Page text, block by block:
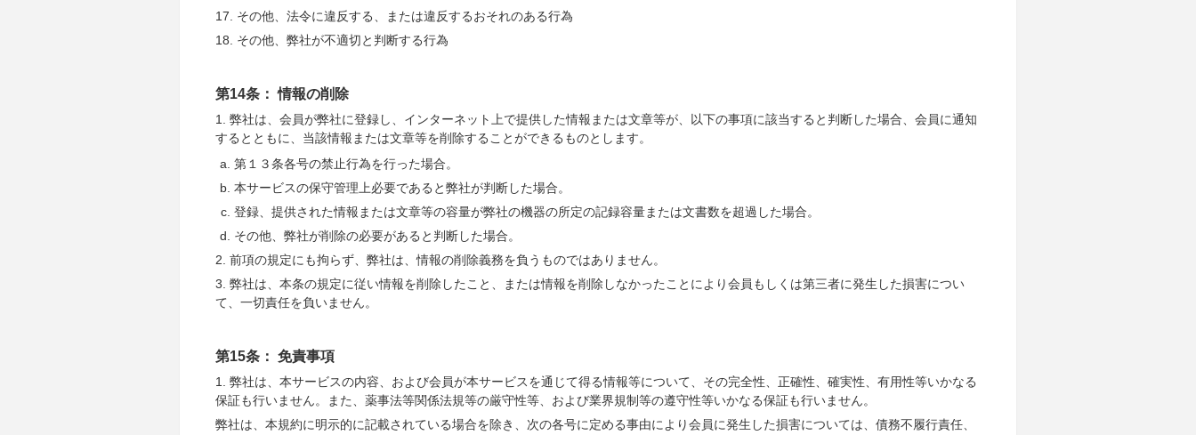
17. その他、法令に違反する、または違反するおそれのある行為
18. その他、弊社が不適切と判断する行為
第14条： 情報の削除
1. 弊社は、会員が弊社に登録し、インターネット上で提供した情報または文章等が、以下の事項に該当すると判断した場合、会員に通知
するとともに、当該情報または文章等を削除することができるものとします。
第１３条各号の禁止行為を行った場合。
本サービスの保守管理上必要であると弊社が判断した場合。
登録、提供された情報または文章等の容量が弊社の機器の所定の記録容量または文書数を超過した場合。
その他、弊社が削除の必要があると判断した場合。
2. 前項の規定にも拘らず、弊社は、情報の削除義務を負うものではありません。
3. 弊社は、本条の規定に従い情報を削除したこと、または情報を削除しなかったことにより会員もしくは第三者に発生した損害につい
て、一切責任を負いません。
第15条： 免責事項
1. 弊社は、本サービスの内容、および会員が本サービスを通じて得る情報等について、その完全性、正確性、確実性、有用性等いかなる
保証も行いません。また、薬事法等関係法規等の厳守性等、および業界規制等の遵守性等いかなる保証も行いません。
弊社は、本規約に明示的に記載されている場合を除き、次の各号に定める事由により会員に発生した損害については、債務不履行責任、